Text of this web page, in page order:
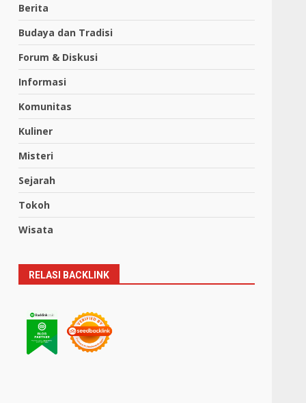
Berita
Budaya dan Tradisi
Forum & Diskusi
Informasi
Komunitas
Kuliner
Misteri
Sejarah
Tokoh
Wisata
RELASI BACKLINK